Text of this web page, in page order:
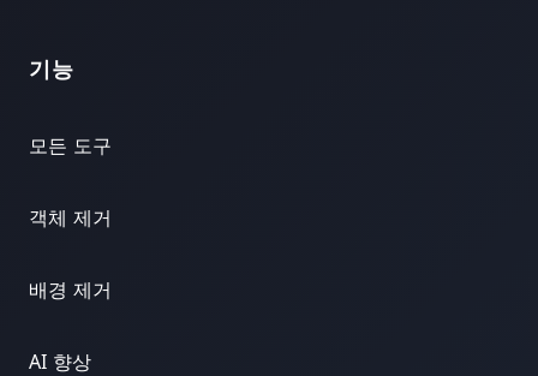
기능
모든 도구
객체 제거
배경 제거
AI 향상